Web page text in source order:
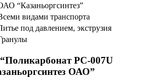
“Казаньоргсинтез”
видами транспорта
под давлением, экструзия
РС-007U
ОАО”